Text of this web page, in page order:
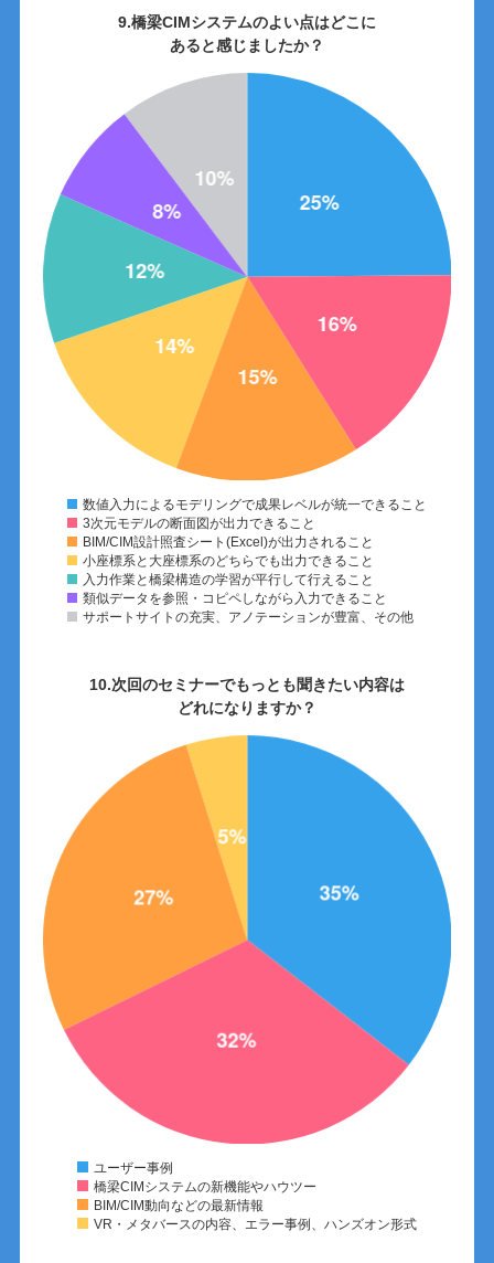
9.橋梁CIMシステムのよい点はどこに
あると感じましたか？
数値入力によるモデリングで成果レベルが統一できること
3次元モデルの断面図が出力できること
BIM/CIM設計照査シート(Excel)が出力されること
小座標系と大座標系のどちらでも出力できること
入力作業と橋梁構造の学習が平行して行えること
類似データを参照・コピペしながら入力できること
サポートサイトの充実、アノテーションが豊富、その他
10.次回のセミナーでもっとも聞きたい内容は
どれになりますか？
ユーザー事例
橋梁CIMシステムの新機能やハウツー
BIM/CIM動向などの最新情報
VR・メタバースの内容、エラー事例、ハンズオン形式